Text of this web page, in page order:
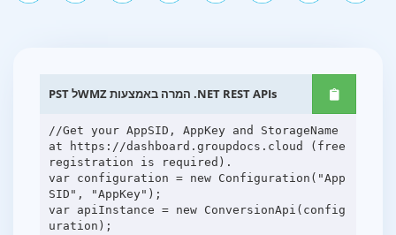
PST לWMZ המרה באמצעות .NET REST APIs
//Get your AppSID, AppKey and StorageName
at https://dashboard.groupdocs.cloud (free
registration is required).
var configuration = new Configuration("App
SID", "AppKey");
var apiInstance = new ConversionApi(config
uration);